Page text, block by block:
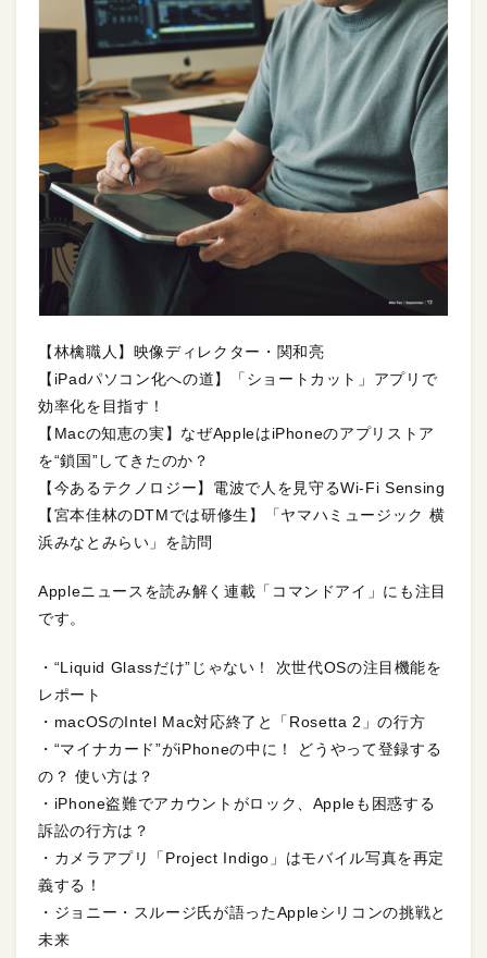
【林檎職人】映像ディレクター・関和亮
【iPadパソコン化への道】「ショートカット」アプリで
効率化を目指す！
【Macの知恵の実】なぜAppleはiPhoneのアプリストア
を“鎖国”してきたのか？
【今あるテクノロジー】電波で人を見守るWi-Fi Sensing
【宮本佳林のDTMでは研修生】「ヤマハミュージック 横
浜みなとみらい」を訪問
Appleニュースを読み解く連載「コマンドアイ」にも注目
です。
・“Liquid Glassだけ”じゃない！ 次世代OSの注目機能を
レポート
・macOSのIntel Mac対応終了と「Rosetta 2」の行方
・“マイナカード”がiPhoneの中に！ どうやって登録する
の？ 使い方は？
・iPhone盗難でアカウントがロック、Appleも困惑する
訴訟の行方は？
・カメラアプリ「Project Indigo」はモバイル写真を再定
義する！
・ジョニー・スルージ氏が語ったAppleシリコンの挑戦と
未来